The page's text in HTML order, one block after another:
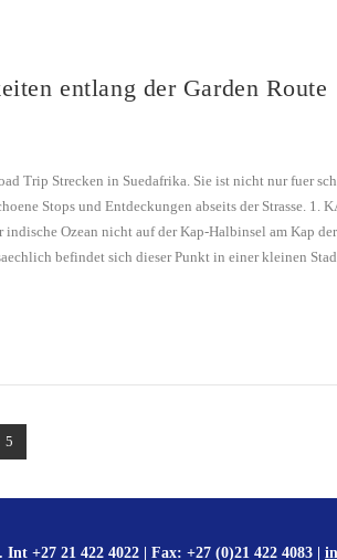
entlang der Garden Route
Trip Strecken in Suedafrika. Sie ist nicht nur fuer
Stops und Entdeckungen abseits der Strasse. 1.
Ozean nicht auf der Kap-Halbinsel am Kap
befindet sich dieser Punkt in einer kleinen
5
+27 21 422 4022 | Fax: +27 (0)21 422 4083 |